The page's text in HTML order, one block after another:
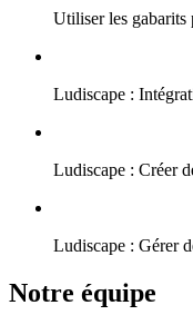
Utiliser les gabarits
Ludiscape :
Ludiscape : Créer
Ludiscape : Gérer
Notre équipe